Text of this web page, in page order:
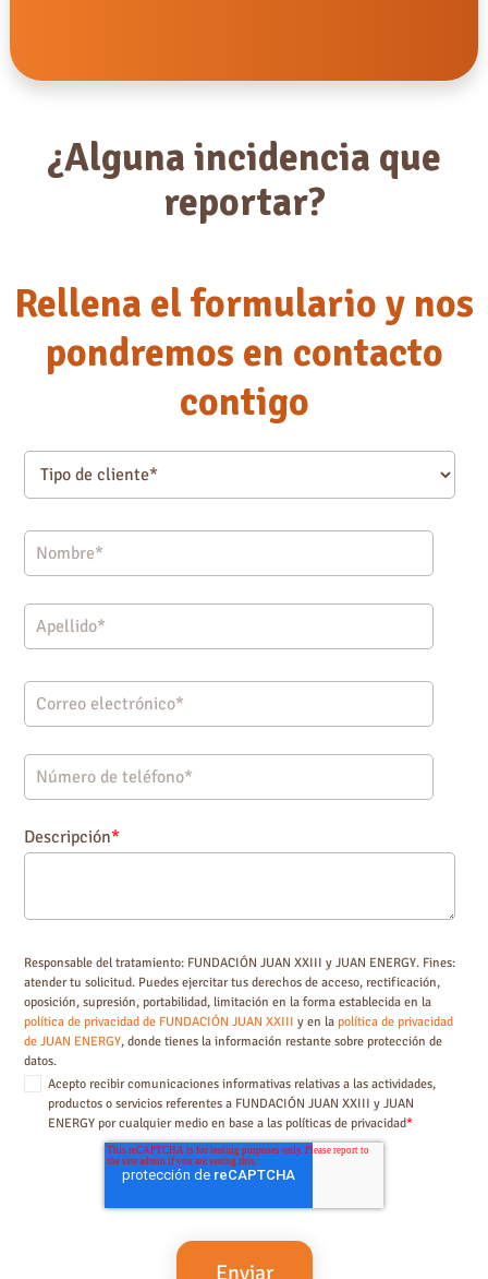
¿Alguna incidencia que
reportar?
Rellena el formulario y nos
pondremos en contacto
contigo
Descripción*
Responsable del tratamiento: FUNDACIÓN JUAN XXIII y JUAN ENERGY. Fines:
atender tu solicitud. Puedes ejercitar tus derechos de acceso, rectificación,
oposición, supresión, portabilidad, limitación en la forma establecida en la
política de privacidad de FUNDACIÓN JUAN XXIII y en la política de privacidad
de JUAN ENERGY, donde tienes la información restante sobre protección de
datos.
Acepto recibir comunicaciones informativas relativas a las actividades,
productos o servicios referentes a FUNDACIÓN JUAN XXIII y JUAN
ENERGY por cualquier medio en base a las políticas de privacidad*